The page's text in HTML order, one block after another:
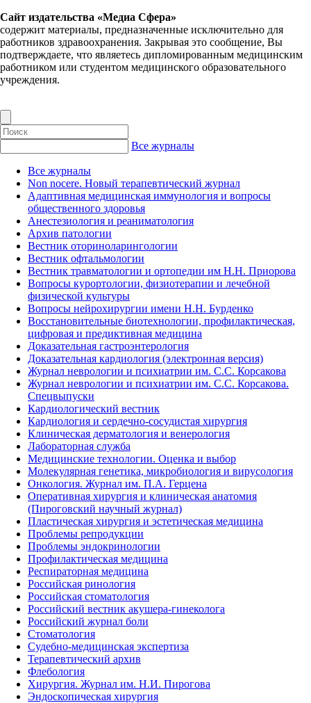
Сайт издательства «Медиа Сфера»
содержит материалы, предназначенные исключительно для
работников здравоохранения. Закрывая это сообщение, Вы
подтверждаете, что являетесь дипломированным медицинским
работником или студентом медицинского образовательного
учреждения.
Все журналы
Все журналы
Non nocere. Новый терапевтический журнал
Адаптивная медицинская иммунология и вопросы
общественного здоровья
Анестезиология и реаниматология
Архив патологии
Вестник оториноларингологии
Вестник офтальмологии
Вестник травматологии и ортопедии им Н.Н. Приорова
Вопросы курортологии, физиотерапии и лечебной
физической культуры
Вопросы нейрохирургии имени Н.Н. Бурденко
Восстановительные биотехнологии, профилактическая,
цифровая и предиктивная медицина
Доказательная гастроэнтерология
Доказательная кардиология (электронная версия)
Журнал неврологии и психиатрии им. С.С. Корсакова
Журнал неврологии и психиатрии им. С.С. Корсакова.
Спецвыпуски
Кардиологический вестник
Кардиология и сердечно-сосудистая хирургия
Клиническая дерматология и венерология
Лабораторная служба
Медицинские технологии. Оценка и выбор
Молекулярная генетика, микробиология и вирусология
Онкология. Журнал им. П.А. Герцена
Оперативная хирургия и клиническая анатомия
(Пироговский научный журнал)
Пластическая хирургия и эстетическая медицина
Проблемы репродукции
Проблемы эндокринологии
Профилактическая медицина
Респираторная медицина
Российская ринология
Российская стоматология
Российский вестник акушера-гинеколога
Российский журнал боли
Стоматология
Судебно-медицинская экспертиза
Терапевтический архив
Флебология
Хирургия. Журнал им. Н.И. Пирогова
Эндоскопическая хирургия